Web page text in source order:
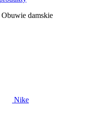
Obuwie damskie
Nike